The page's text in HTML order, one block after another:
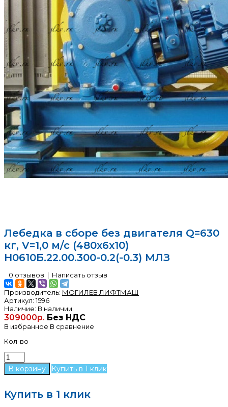
Лебедка в сборе без двигателя Q=630
кг, V=1,0 м/с (480х6х10)
Н0610Б.22.00.300-0.2(-0.3) МЛЗ
0 отзывов | Написать отзыв
Производитель: МОГИЛЕВ ЛИФТМАШ
Артикул:1596
Наличие: В наличии
309000р. Без НДС
В избранное В сравнение
Кол-во
Купить в 1 клик
Купить в 1 клик